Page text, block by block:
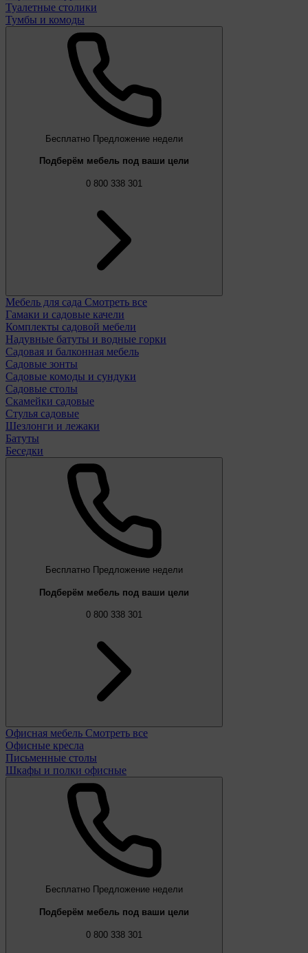
Туалетные столики
Тумбы и комоды
Бесплатно Предложение недели
Подберём мебель под ваши цели
0 800 338 301
Мебель для сада Смотреть все
Гамаки и садовые качели
Комплекты садовой мебели
Надувные батуты и водные горки
Садовая и балконная мебель
Садовые зонты
Садовые комоды и сундуки
Садовые столы
Скамейки садовые
Стулья садовые
Шезлонги и лежаки
Батуты
Беседки
Бесплатно Предложение недели
Подберём мебель под ваши цели
0 800 338 301
Офисная мебель Смотреть все
Офисные кресла
Письменные столы
Шкафы и полки офисные
Бесплатно Предложение недели
Подберём мебель под ваши цели
0 800 338 301